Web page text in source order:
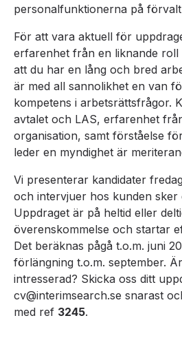
personalfunktionerna på
För att vara aktuell för
erfarenhet från en liknande roll
att du har en lång och bred
är med all sannolikhet en van
kompetens i arbetsrättsfrågor.
avtalet och LAS, erfarenhet
organisation, samt förståelse
leder en myndighet är
Vi presenterar kandidater
och intervjuer hos kunden sker
Uppdraget är på heltid eller
överenskommelse och startar
Det beräknas pågå t.o.m. juni
förlängning t.o.m. september.
intresserad? Skicka oss ditt
cv@interimsearch.se snarast
med ref 3245.